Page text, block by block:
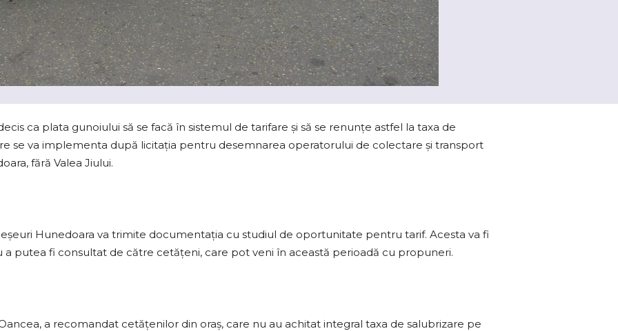
ca plata gunoiului să se facă în sistemul de tarifare şi să se renunţe astfel la taxa de
se va implementa după licitaţia pentru desemnarea operatorului de colectare şi transport
fără Valea Jiului.
Hunedoara va trimite documentația cu studiul de oportunitate pentru tarif. Acesta va fi
putea fi consultat de către cetățeni, care pot veni în această perioadă cu propuneri.
a recomandat cetățenilor din oraş, care nu au achitat integral taxa de salubrizare pe